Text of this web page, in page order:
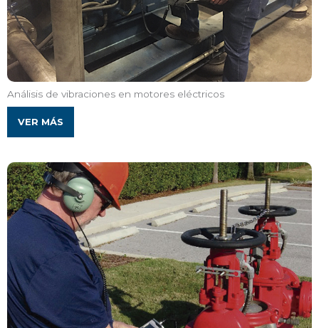
Análisis de vibraciones en motores eléctricos
VER MÁS